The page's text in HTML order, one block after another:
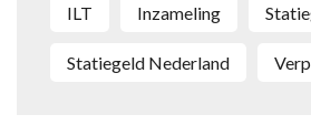
ILT inzameling
Statiegeld Nederland